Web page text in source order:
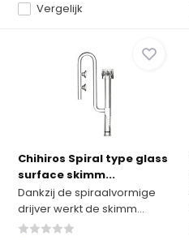
Vergelijk
Chihiros Spiral type glass
surface skimm...
Dankzij de spiraalvormige
drijver werkt de skimm...